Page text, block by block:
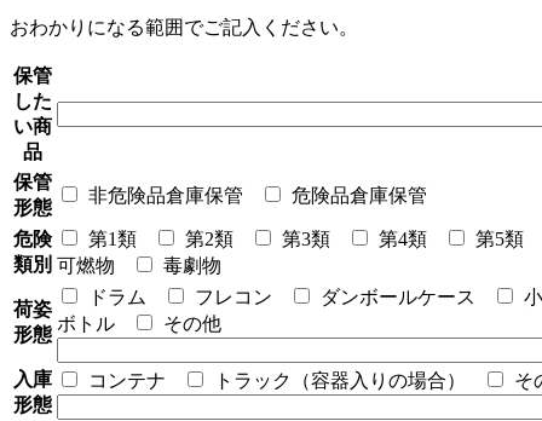
おわかりになる範囲でご記入ください。
保管
した
い商
品
保管
形態
非危険品倉庫保管 危険品倉庫保管
危険
類別
第1類 第2類 第3類 第4類
第5類
可燃物
毒劇物
荷姿
形態
ドラム フレコン ダンボールケース
ボトル
その他
入庫
形態
コンテナ トラック（容器入りの場合） そ